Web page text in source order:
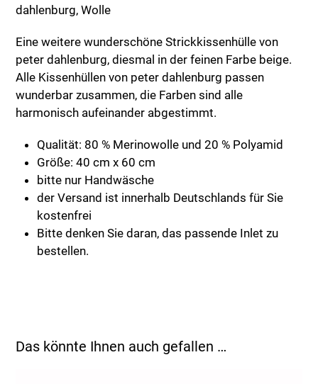
dahlenburg, Wolle
Eine weitere wunderschöne Strickkissenhülle von
peter dahlenburg, diesmal in der feinen Farbe beige.
Alle Kissenhüllen von peter dahlenburg passen
wunderbar zusammen, die Farben sind alle
harmonisch aufeinander abgestimmt.
Qualität: 80 % Merinowolle und 20 % Polyamid
Größe: 40 cm x 60 cm
bitte nur Handwäsche
der Versand ist innerhalb Deutschlands für Sie
kostenfrei
Bitte denken Sie daran, das passende Inlet zu
bestellen.
Das könnte Ihnen auch gefallen …